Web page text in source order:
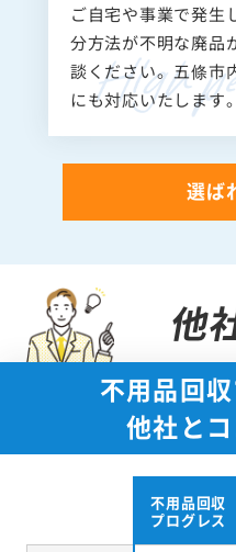
ご自宅や事業で発生
分方法が不明な廃品
談ください。五條市
にも対応いたします
選ば
他
不用品回
他社と
不用品回収
プログレス